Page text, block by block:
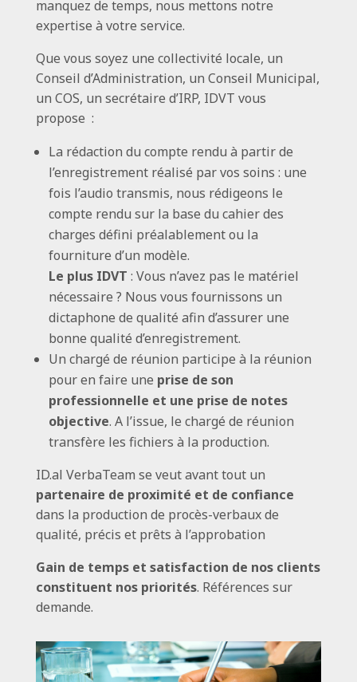
manquez de temps, nous mettons notre
expertise à votre service.
Que vous soyez une collectivité locale, un
Conseil d’Administration, un Conseil Municipal,
un COS, un secrétaire d’IRP, IDVT vous
propose :
La rédaction du compte rendu à partir de
l’enregistrement réalisé par vos soins : une
fois l’audio transmis, nous rédigeons le
compte rendu sur la base du cahier des
charges défini préalablement ou la
fourniture d’un modèle.
Le plus IDVT : Vous n’avez pas le matériel
nécessaire ? Nous vous fournissons un
dictaphone de qualité afin d’assurer une
bonne qualité d’enregistrement.
Un chargé de réunion participe à la réunion
pour en faire une prise de son
professionnelle et une prise de notes
objective. A l’issue, le chargé de réunion
transfère les fichiers à la production.
ID.al VerbaTeam se veut avant tout un
partenaire de proximité et de confiance
dans la production de procès-verbaux de
qualité, précis et prêts à l’approbation
Gain de temps et satisfaction de nos clients
constituent nos priorités. Références sur
demande.